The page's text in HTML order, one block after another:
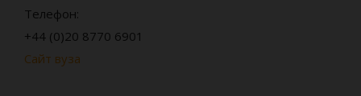
Телефон:
+44 (0)20 8770 6901
Сайт вуза